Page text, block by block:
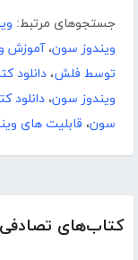
کتاب‌های تصادفی
جستجوهای مرتبط:
ویندوز سون،آموزش
توسط فلش، دانلود
ویندوز سون، دانلود
سون، قابلیت های